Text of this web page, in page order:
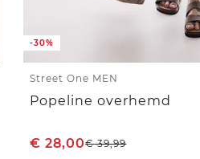
-30%
Street One MEN
Popeline overhemd
€ 28,00€39,99